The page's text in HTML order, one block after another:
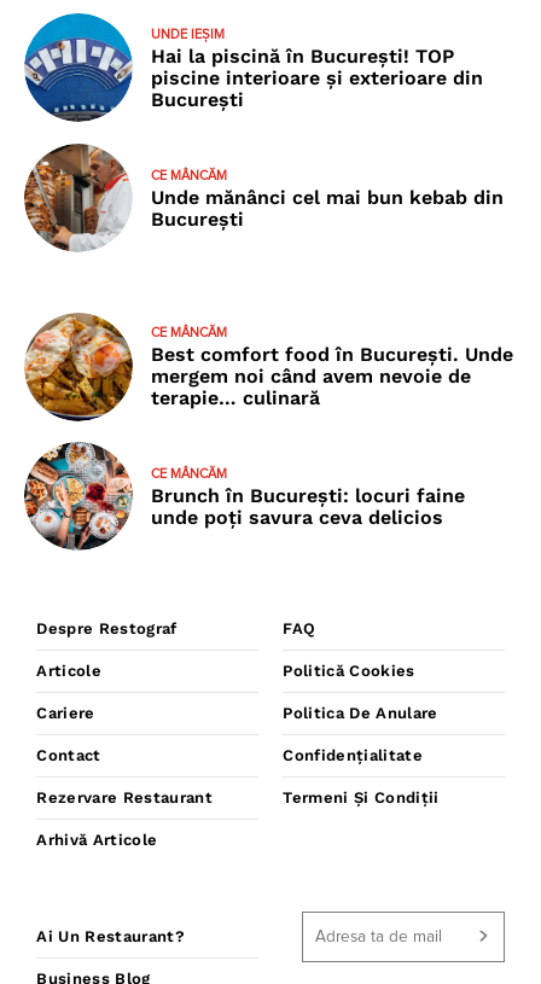
UNDE IEȘIM
Hai la piscină în București! TOP
piscine interioare și exterioare din
București
CE MÂNCĂM
Unde mănânci cel mai bun kebab din
București
CE MÂNCĂM
Best comfort food în București. Unde
mergem noi când avem nevoie de
terapie… culinară
CE MÂNCĂM
Brunch în București: locuri faine
unde poţi savura ceva delicios
Despre Restograf
Articole
Cariere
Contact
Rezervare Restaurant
Arhivă Articole
FAQ
Politică Cookies
Politica De Anulare
Confidențialitate
Termeni Și Condiții
Ai Un Restaurant?
Business Blog